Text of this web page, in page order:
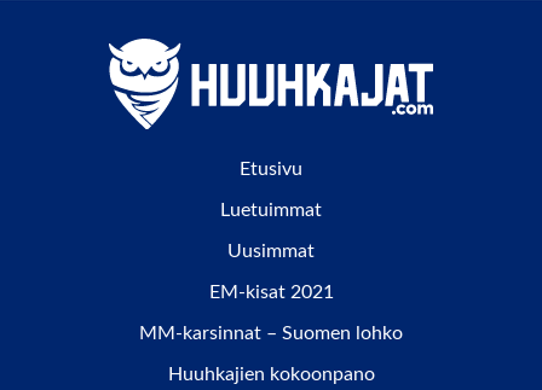
Etusivu
Luetuimmat
Uusimmat
EM-kisat 2021
MM-karsinnat – Suomen lohko
Huuhkajien kokoonpano